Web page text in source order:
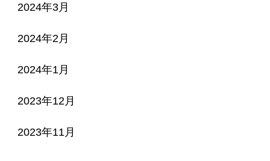
2024年3月
2024年2月
2024年1月
2023年12月
2023年11月